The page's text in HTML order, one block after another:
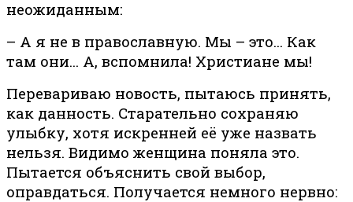
неожиданным:
– А я не в православную. Мы – это… Как
там они… А, вспомнила! Христиане мы!
Перевариваю новость, пытаюсь принять,
как данность. Старательно сохраняю
улыбку, хотя искренней её уже назвать
нельзя. Видимо женщина поняла это.
Пытается объяснить свой выбор,
оправдаться. Получается немного нервно: